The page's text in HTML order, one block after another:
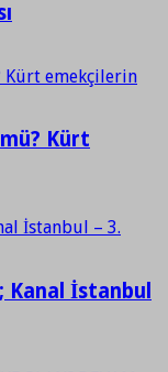
Kürt
Kanal İstanbul